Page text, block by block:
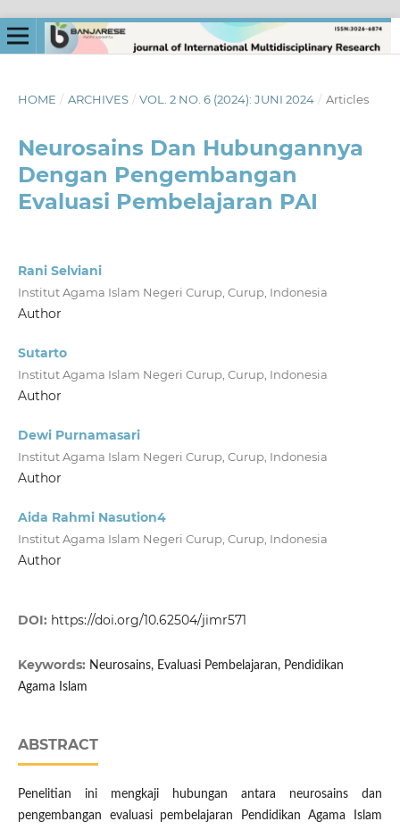
HOME / ARCHIVES / VOL. 2 NO. 6 (2024): JUNI 2024 / Articles
Neurosains Dan Hubungannya
Dengan Pengembangan
Evaluasi Pembelajaran PAI
Rani Selviani
Institut Agama Islam Negeri Curup, Curup, Indonesia
Author
Sutarto
Institut Agama Islam Negeri Curup, Curup, Indonesia
Author
Dewi Purnamasari
Institut Agama Islam Negeri Curup, Curup, Indonesia
Author
Aida Rahmi Nasution4
Institut Agama Islam Negeri Curup, Curup, Indonesia
Author
DOI: https://doi.org/10.62504/jimr571
Keywords: Neurosains, Evaluasi Pembelajaran, Pendidikan
Agama Islam
ABSTRACT
Penelitian ini mengkaji hubungan antara neurosains dan
pengembangan evaluasi pembelajaran Pendidikan Agama Islam